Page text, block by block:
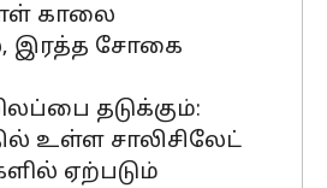
காலை
இரத்த சோகை
தடுக்கும்:
உள்ள சாலிசிலேட்
ஏற்படும்